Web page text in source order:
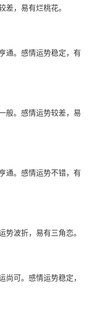
差，易有烂桃花。
通。感情运势稳定，有
般。感情运势较差，易
通。感情运势不错，有
势波折，易有三角恋。
尚可。感情运势稳定，